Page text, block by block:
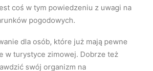
coś w tym powiedzeniu z uwagi na
pogodowych.
dla osób, które już mają pewne
w turystyce zimowej. Dobrze też
swój organizm na